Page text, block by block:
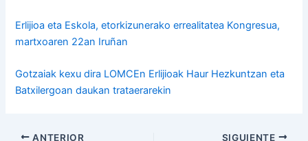
Erlijioa eta Eskola, etorkizunerako errealitatea Kongresua,
martxoaren 22an Iruñan
Gotzaiak kexu dira LOMCEn Erlijioak Haur Hezkuntzan eta
Batxilergoan daukan trataerarekin
ANTERIOR SIGUIENTE